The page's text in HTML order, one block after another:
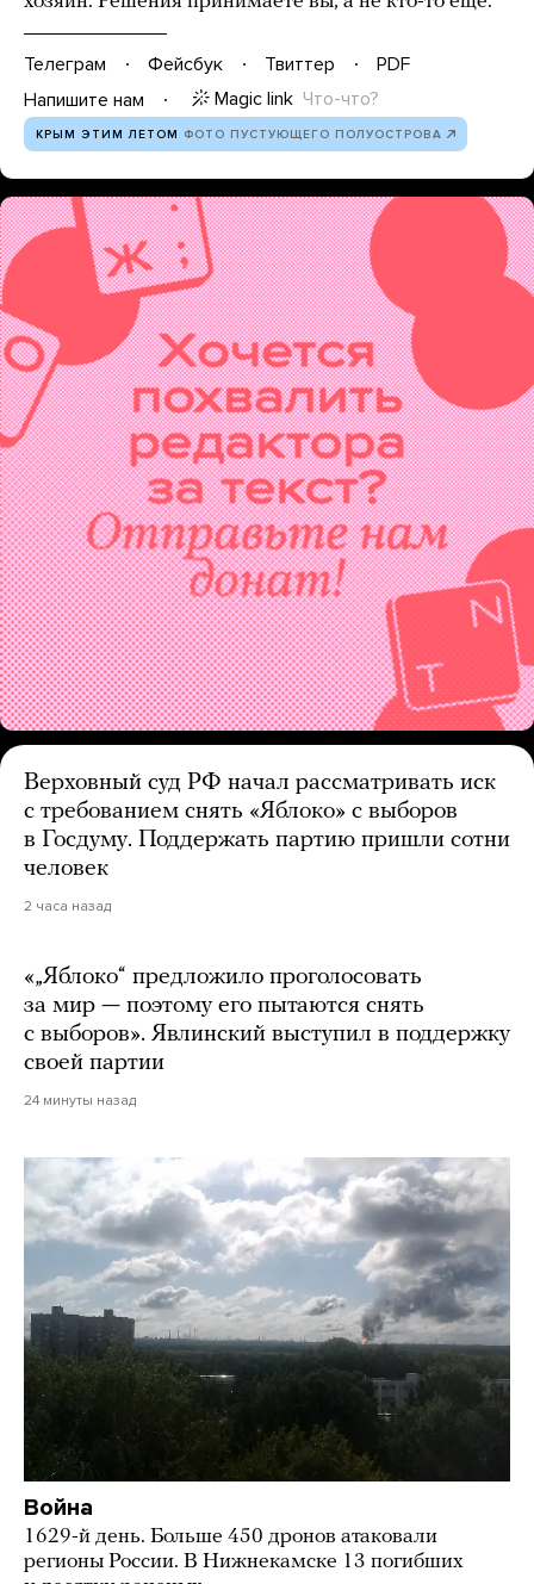
Телеграм Фейсбук Твиттер
PDF
Напишите нам
Magic link Что-что?
КРЫМ ЭТИМ ЛЕТОМ ФОТО ПУСТУЮЩЕГО ПОЛУОСТРОВА
Верховный суд РФ начал рассматривать иск
с требованием снять «Яблоко» с выборов
в Госдуму. Поддержать партию пришли сотни
человек
2 часа назад
«„Яблоко“ предложило проголосовать
за мир — поэтому его пытаются снять
с выборов». Явлинский выступил в поддержку
своей партии
24 минуты назад
Война
1629-й день. Больше 450 дронов атаковали
регионы России. В Нижнекамске 13 погибших